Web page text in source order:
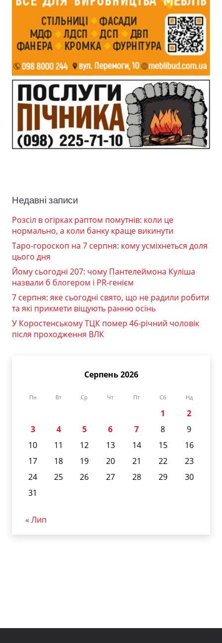
Недавні записи
Розсіл в огірках раптом помутнів: коли це
нормально, а коли банку краще викинути
Таро-гороскоп на 7 серпня: кому усміхнеться доля
цього дня
Йому сьогодні 207: чому Пантелеймона Куліша
назвали б блогером і PR-генієм
7 серпня: яке сьогодні свято, що не радили робити
та які прикмети віщують ранню осінь
У Коростенському ТЦК помер 46-річний чоловік
після проходження ВЛК
Серпень 2026
Пн Вт Ср Чт Пт Сб Нд
1
2
3
4 5 6 7 8
9
10
11 12 13 14 15
16
17
18 19 20 21 22
23
24
25 26 27 28 29
30
31
« Лип